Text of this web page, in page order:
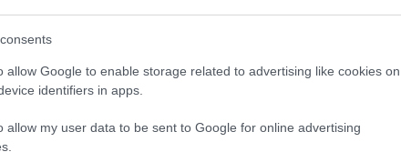
allow Google to enable storage related to advertising like cookies on
identifiers in apps.
allow my user data to be sent to Google for online advertising
του Υπουργείου Παιδείας,
τη μεταβίβαση της χρήσης,
κλειστού γηπέδου στην